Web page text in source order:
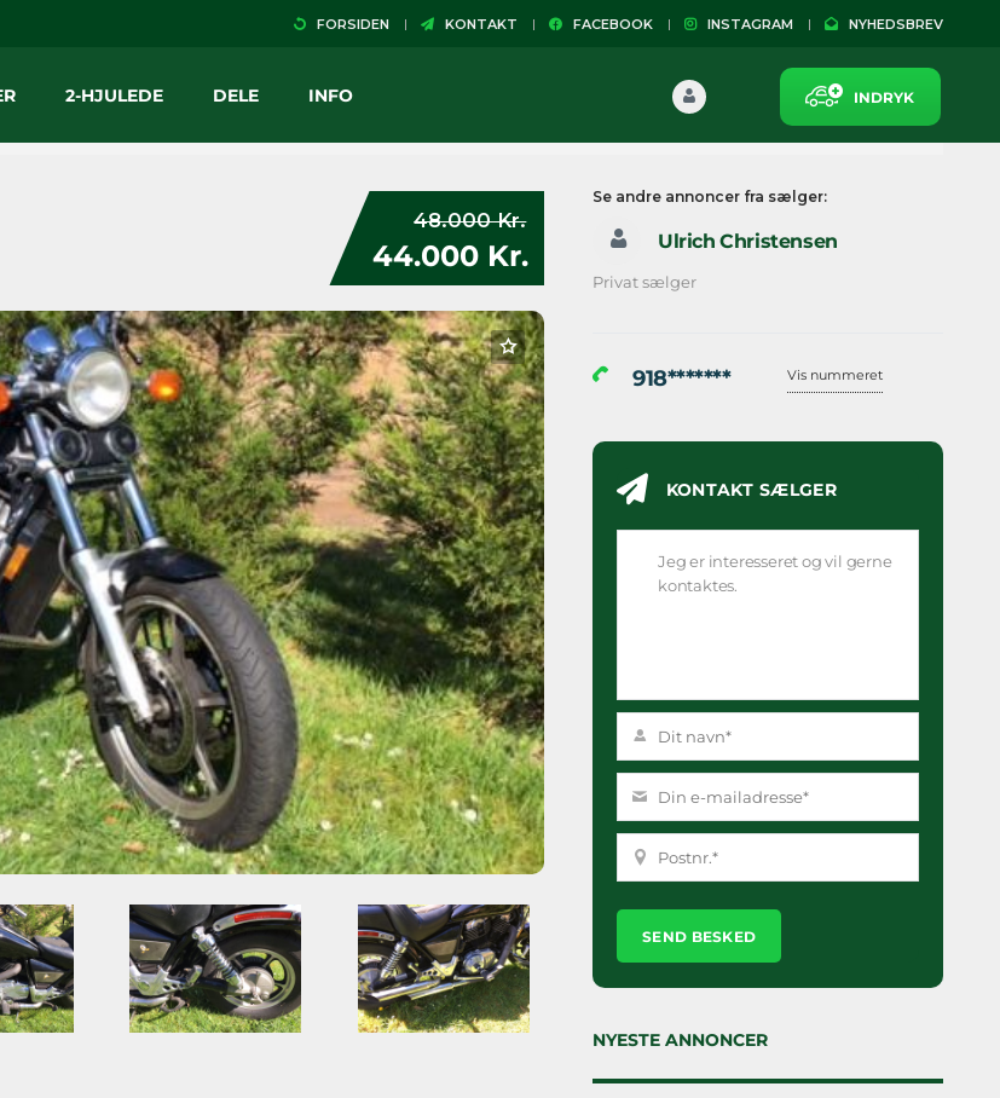
FORSIDEN KONTAKT FACEBOOK INSTAGRAM NYHEDSBREV
INDRYK
2-HJULEDE DELE INFO
48.000 Kr.
44.000 Kr.
Se andre annoncer fra sælger:
Ulrich Christensen
Privat sælger
918******* Vis nummeret
KONTAKT SÆLGER
Please
leave
empty.
NYESTE ANNONCER